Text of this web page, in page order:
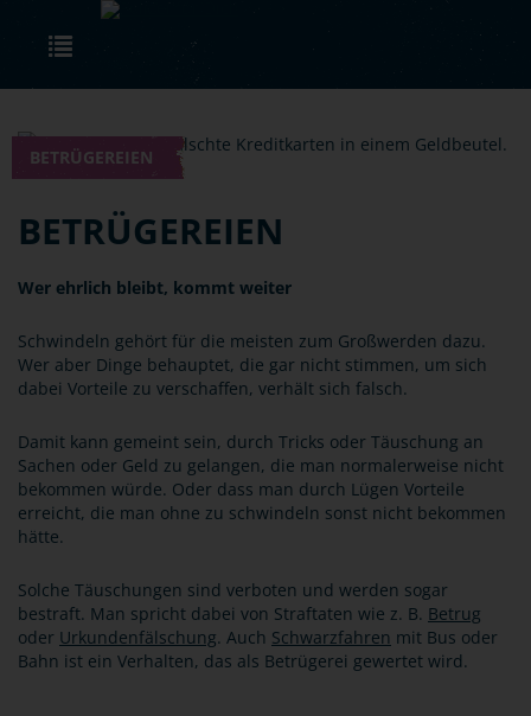
Skip to main content
BETRÜGEREIEN
BETRÜGEREIEN
Wer ehrlich bleibt, kommt weiter
Schwindeln gehört für die meisten zum Großwerden dazu.
Wer aber Dinge behauptet, die gar nicht stimmen, um sich
dabei Vorteile zu verschaffen, verhält sich falsch.
Damit kann gemeint sein, durch Tricks oder Täuschung an
Sachen oder Geld zu gelangen, die man normalerweise nicht
bekommen würde. Oder dass man durch Lügen Vorteile
erreicht, die man ohne zu schwindeln sonst nicht bekommen
hätte.
Solche Täuschungen sind verboten und werden sogar
bestraft. Man spricht dabei von Straftaten wie z. B. Betrug
oder Urkundenfälschung. Auch Schwarzfahren mit Bus oder
Bahn ist ein Verhalten, das als Betrügerei gewertet wird.